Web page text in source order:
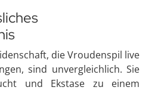
die Vroudenspil live
sind unvergleichlich. Sie
und Ekstase zu einem